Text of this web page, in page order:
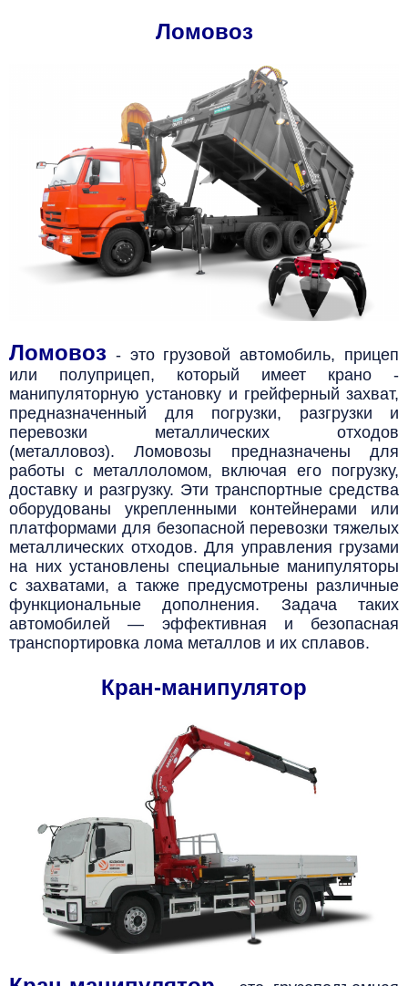
Ломовоз
Ломовоз - это грузовой автомобиль, прицеп
или полуприцеп, который имеет крано -
манипуляторную установку и грейферный захват,
предназначенный для погрузки, разгрузки и
перевозки металлических отходов
(металловоз).Ломовозы предназначены для
работы с металлоломом, включая его погрузку,
доставку и разгрузку. Эти транспортные средства
оборудованы укрепленными контейнерами или
платформами для безопасной перевозки тяжелых
металлических отходов. Для управления грузами
на них установлены специальные манипуляторы
с захватами, а также предусмотрены различные
функциональные дополнения. Задача таких
автомобилей — эффективная и безопасная
транспортировка лома металлов и их сплавов.
Кран-манипулятор